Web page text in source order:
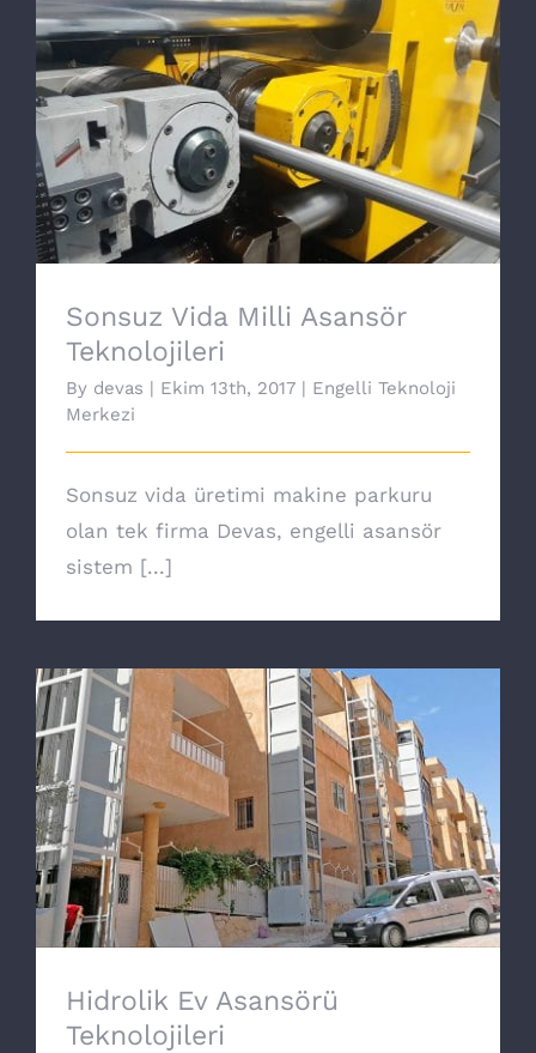
Sonsuz Vida Milli Asansör Teknolojileri
Sonsuz Vida Milli Asansör
Teknolojileri
By devas | Ekim 13th, 2017 | Engelli Teknoloji
Merkezi
Sonsuz vida üretimi makine parkuru
olan tek firma Devas, engelli asansör
sistem [...]
Hidrolik Ev Asansörü Teknolojileri
Hidrolik Ev Asansörü
Teknolojileri